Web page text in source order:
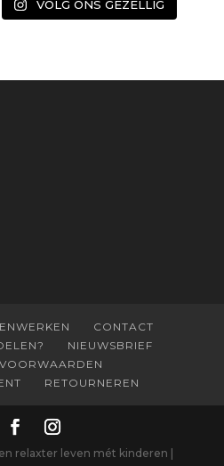
VOLG ONS GEZELLIG
CONTACT
NIEUWSBRIEF
RETOURNEREN
relaxter leven mét kinderen |